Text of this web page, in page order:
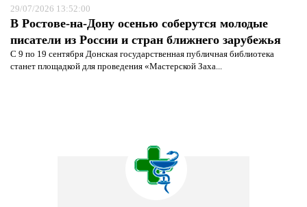
29/07/2026 13:52:00
В Ростове-на-Дону осенью соберутся молодые
писатели из России и стран ближнего зарубежья
С 9 по 19 сентября Донская государственная публичная библиотека
станет площадкой для проведения «Мастерской Заха...